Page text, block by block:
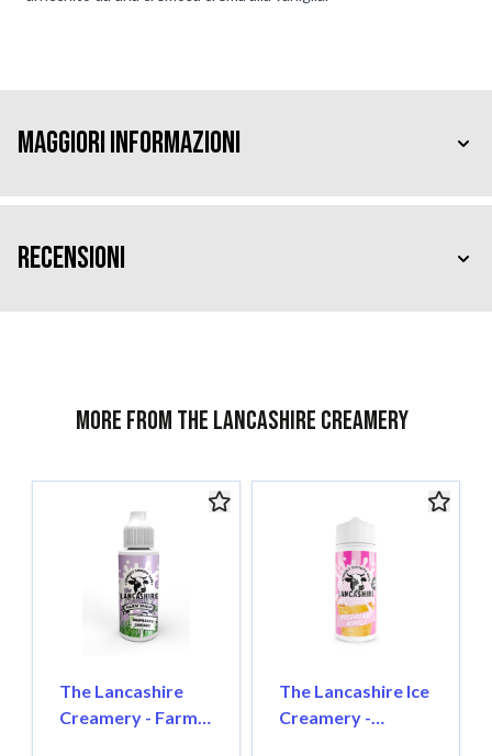
Maggiori Informazioni
Recensioni
More from The Lancashire Creamery
The Lancashire
Creamery - Farm
The Lancashire Ice
Creamery -